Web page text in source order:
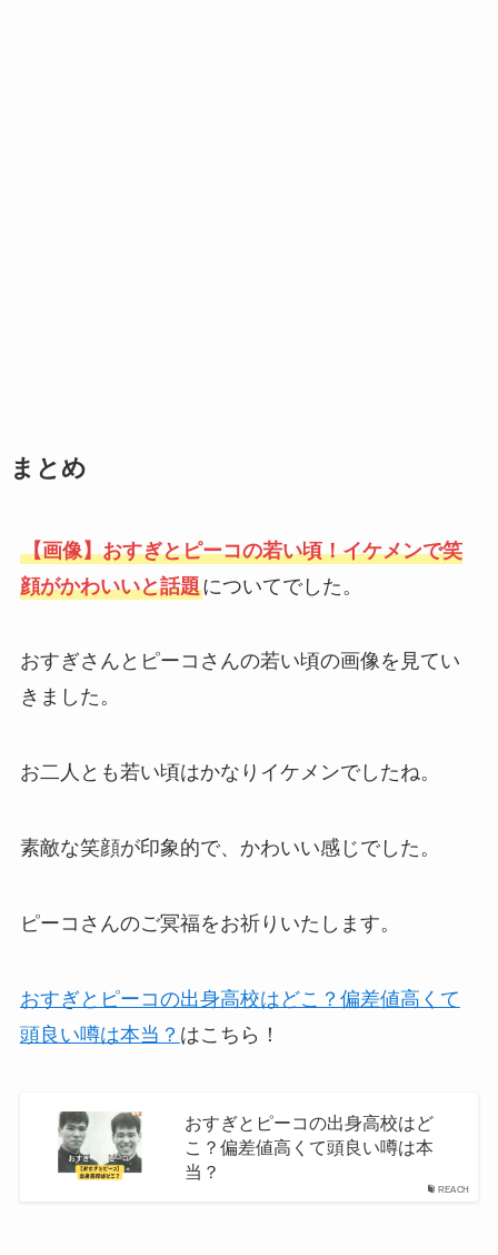
まとめ
【画像】おすぎとピーコの若い頃！イケメンで笑
顔がかわいいと話題についてでした。
おすぎさんとピーコさんの若い頃の画像を見てい
きました。
お二人とも若い頃はかなりイケメンでしたね。
素敵な笑顔が印象的で、かわいい感じでした。
ピーコさんのご冥福をお祈りいたします。
おすぎとピーコの出身高校はどこ？偏差値高くて
頭良い噂は本当？ はこちら！
REACH
おすぎとピーコの出身高校はど
こ？偏差値高くて頭良い噂は本
当？